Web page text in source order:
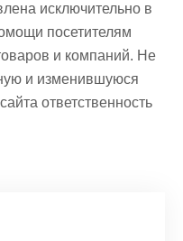
исключительно в
посетителям
и компаний. Не
и изменившуюся
ответственность